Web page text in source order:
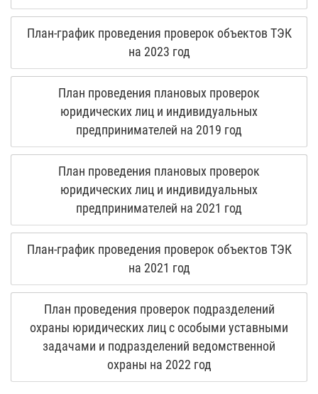
План-график проведения проверок объектов ТЭК
на 2023 год
План проведения плановых проверок
юридических лиц и индивидуальных
предпринимателей на 2019 год
План проведения плановых проверок
юридических лиц и индивидуальных
предпринимателей на 2021 год
План-график проведения проверок объектов ТЭК
на 2021 год
План проведения проверок подразделений
охраны юридических лиц с особыми уставными
задачами и подразделений ведомственной
охраны на 2022 год